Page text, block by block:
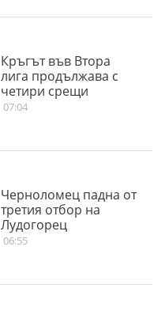
Кръгът във Втора
лига продължава с
четири срещи
07:04
Черноломец падна от
третия отбор на
Лудогорец
06:55